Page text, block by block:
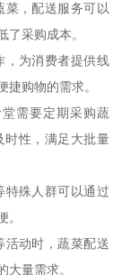
菜，配送服务可以
采购成本。
，为消费者提供线
捷购物的需求。
需要定期采购蔬
时性，满足大批量
特殊人群可以通过
。
活动时，蔬菜配送
量需求。